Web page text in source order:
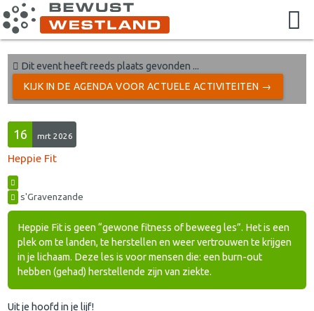
Dit event heeft reeds plaats gevonden ...
KIJK IN DE AGENDA VOOR ACTUELE ACTIVITEITEN →
16 mrt 2026
Heppie Fit
s'Gravenzande
Heppie Fit is geen “gewone fitness of beweeg les”. Het is een
plek om te landen, te herstellen en weer vertrouwen te krijgen
in je lichaam. Deze les is voor mensen die: een burn-out
hebben (gehad) herstellende zijn van ziekte.
Uit je hoofd in je lijf!